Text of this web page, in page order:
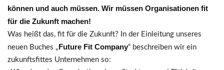
können und auch müssen. Wir müssen Organisationen fit
für die Zukunft machen!
Was heißt das, fit für die Zukunft? In der Einleitung unseres
neuen Buches „Future Fit Company“ beschreiben wir ein
zukunftsfittes Unternehmen so: